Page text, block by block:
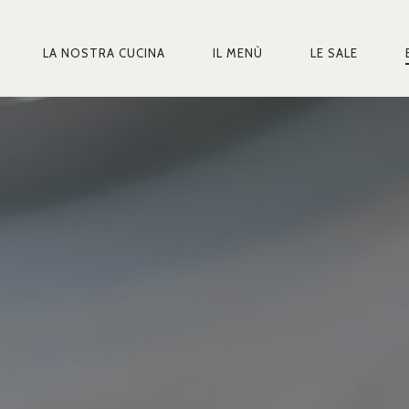
LA NOSTRA CUCINA IL MENÙ LE SALE